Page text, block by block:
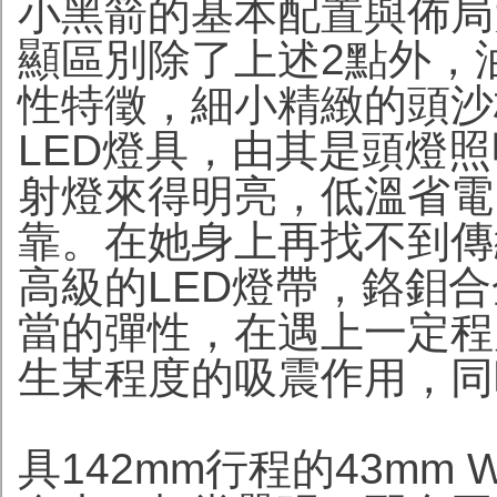
小黑箭的基本配置與佈
顯區別除了上述2點外，
性特徵，細小精緻的頭
LED燈具，由其是頭燈
射燈來得明亮，低溫省
靠。在她身上再找不到
高級的LED燈帶，鉻鉬
當的彈性，在遇上一定
生某程度的吸震作用，
具142mm行程的43mm